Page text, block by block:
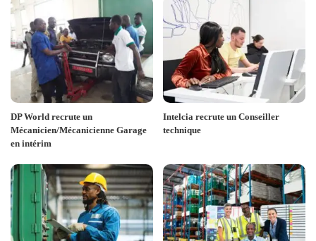
DP World recrute un
Mécanicien/Mécanicienne Garage
en intérim
Intelcia recrute un Conseiller
technique